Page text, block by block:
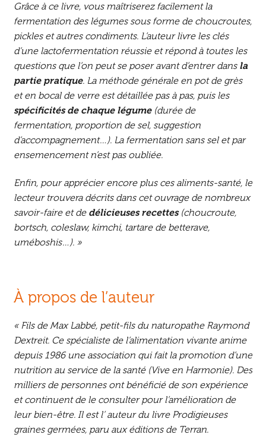
Grâce à ce livre, vous maîtriserez facilement la
fermentation des légumes sous forme de choucroutes,
pickles et autres condiments. L’auteur livre les clés
d’une lactofermentation réussie et répond à toutes les
questions que l’on peut se poser avant d’entrer dans la
partie pratique. La méthode générale en pot de grès
et en bocal de verre est détaillée pas à pas, puis les
spécificités de chaque légume(durée de
fermentation, proportion de sel, suggestion
d’accompagnement…). La fermentation sans sel et par
ensemencement n’est pas oubliée.
Enfin, pour apprécier encore plus ces aliments-santé, le
lecteur trouvera décrits dans cet ouvrage de nombreux
savoir-faire et de délicieuses recettes(choucroute,
bortsch, coleslaw, kimchi, tartare de betterave,
uméboshis…). »
À propos de l’auteur
« Fils de Max Labbé, petit-fils du naturopathe Raymond
Dextreit. Ce spécialiste de l’alimentation vivante anime
depuis 1986 une association qui fait la promotion d’une
nutrition au service de la santé (Vive en Harmonie). Des
milliers de personnes ont bénéficié de son expérience
et continuent de le consulter pour l’amélioration de
leur bien-être. Il est l’ auteur du livre Prodigieuses
graines germées, paru aux éditions de Terran.